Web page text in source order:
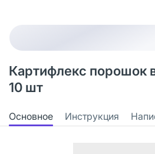
Картифлекс порошок
10 шт
Основное Инструкция